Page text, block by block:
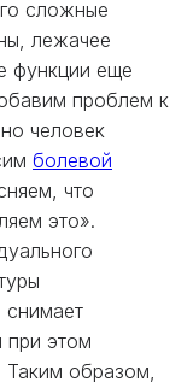
сложные
лежачее
функции еще
проблем к
человек
болевой
что
это».
снимает
при этом
Таким образом,